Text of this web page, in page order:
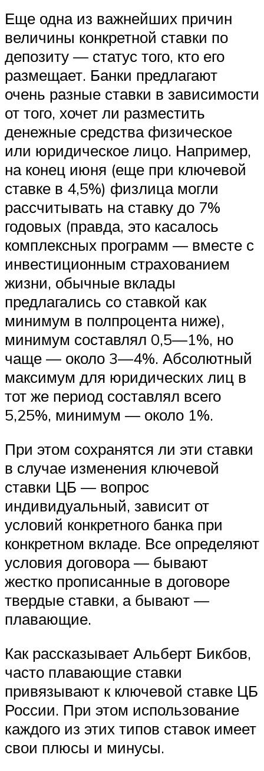
Еще одна из важнейших причин
величины конкретной ставки по
депозиту — статус того, кто его
размещает. Банки предлагают
очень разные ставки в зависимости
от того, хочет ли разместить
денежные средства физическое
или юридическое лицо. Например,
на конец июня (еще при ключевой
ставке в 4,5%) физлица могли
рассчитывать на ставку до 7%
годовых (правда, это касалось
комплексных программ — вместе с
инвестиционным страхованием
жизни, обычные вклады
предлагались со ставкой как
минимум в полпроцента ниже),
минимум составлял 0,5—1%, но
чаще — около 3—4%. Абсолютный
максимум для юридических лиц в
тот же период составлял всего
5,25%, минимум — около 1%.
При этом сохранятся ли эти ставки
в случае изменения ключевой
ставки ЦБ — вопрос
индивидуальный, зависит от
условий конкретного банка при
конкретном вкладе. Все определяют
условия договора — бывают
жестко прописанные в договоре
твердые ставки, а бывают —
плавающие.
Как рассказывает Альберт Бикбов,
часто плавающие ставки
привязывают к ключевой ставке ЦБ
России. При этом использование
каждого из этих типов ставок имеет
свои плюсы и минусы.